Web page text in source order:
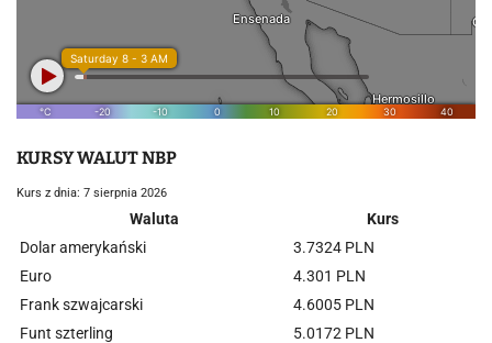
KURSY WALUT NBP
Kurs z dnia: 7 sierpnia 2026
Waluta
Kurs
Dolar amerykański
3.7324 PLN
Euro
4.301 PLN
Frank szwajcarski
4.6005 PLN
Funt szterling
5.0172 PLN